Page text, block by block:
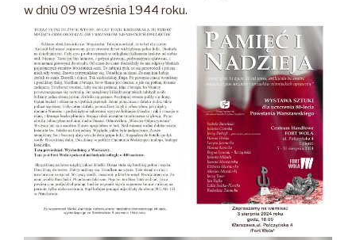
w dniu 09 września 1944 roku.